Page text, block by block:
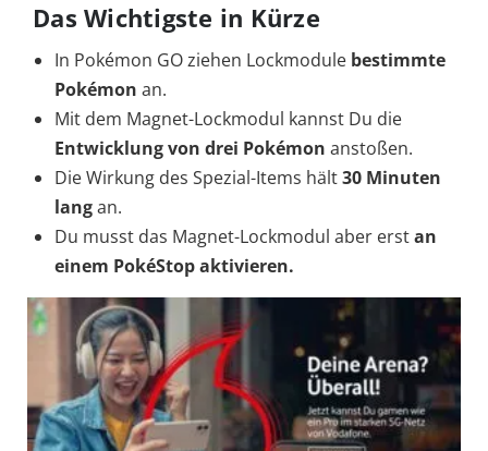
Das Wichtigste in Kürze
In Pokémon GO ziehen Lockmodule bestimmte
Pokémon an.
Mit dem Magnet-Lockmodul kannst Du die
Entwicklung von drei Pokémon anstoßen.
Die Wirkung des Spezial-Items hält30 Minuten
langan.
Du musst das Magnet-Lockmodul aber erstan
einem PokéStop aktivieren.